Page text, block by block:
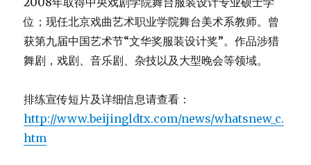
位；现任北京戏曲艺术职业学院舞台美术系教师。曾
获第九届中国艺术节“文华奖服装设计奖”。作品涉猎
舞剧，戏剧、音乐剧、杂技以及大型晚会等领域。
排练宣传短片及详细信息请查看：
http://www.beijingldtx.com/news/whatsnew_c.
htm